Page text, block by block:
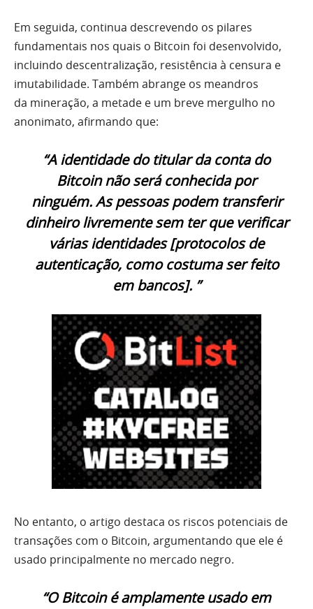
Em seguida, continua descrevendo os pilares
fundamentais nos quais o Bitcoin foi desenvolvido,
incluindo descentralização, resistência à censura e
imutabilidade. Também abrange os meandros
da mineração, a metade e um breve mergulho no
anonimato, afirmando que:
“A identidade do titular da conta do
Bitcoin não será conhecida por
ninguém. As pessoas podem transferir
dinheiro livremente sem ter que verificar
várias identidades [protocolos de
autenticação, como costuma ser feito
em bancos]. ”
No entanto, o artigo destaca os riscos potenciais de
transações com o Bitcoin, argumentando que ele é
usado principalmente no mercado negro.
“O Bitcoin é amplamente usado em